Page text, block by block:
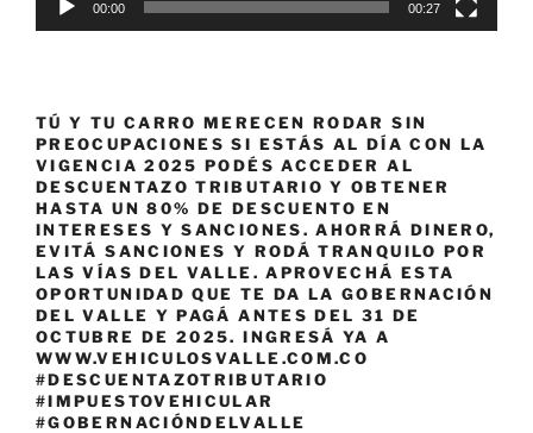
00:00 00:27
TÚ Y TU CARRO MERECEN RODAR SIN
PREOCUPACIONES SI ESTÁS AL DÍA CON LA
VIGENCIA 2025 PODÉS ACCEDER AL
DESCUENTAZO TRIBUTARIO Y OBTENER
HASTA UN 80% DE DESCUENTO EN
INTERESES Y SANCIONES. AHORRÁ DINERO,
EVITÁ SANCIONES Y RODÁ TRANQUILO POR
LAS VÍAS DEL VALLE. APROVECHÁ ESTA
OPORTUNIDAD QUE TE DA LA GOBERNACIÓN
DEL VALLE Y PAGÁ ANTES DEL 31 DE
OCTUBRE DE 2025. INGRESÁ YA A
WWW.VEHICULOSVALLE.COM.CO
#DESCUENTAZOTRIBUTARIO
#IMPUESTOVEHICULAR
#GOBERNACIÓNDELVALLE